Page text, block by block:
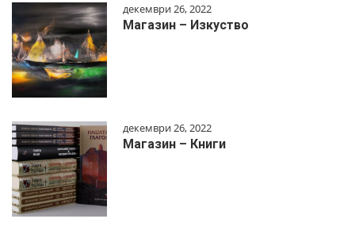
декември 26, 2022
Магазин – Изкуство
декември 26, 2022
Магазин – Книги